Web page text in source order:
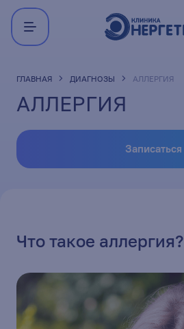
ГЛАВНАЯ ДИАГНОЗЫ АЛЛЕРГИЯ
АЛЛЕРГИЯ
Записаться
Что такое аллергия?